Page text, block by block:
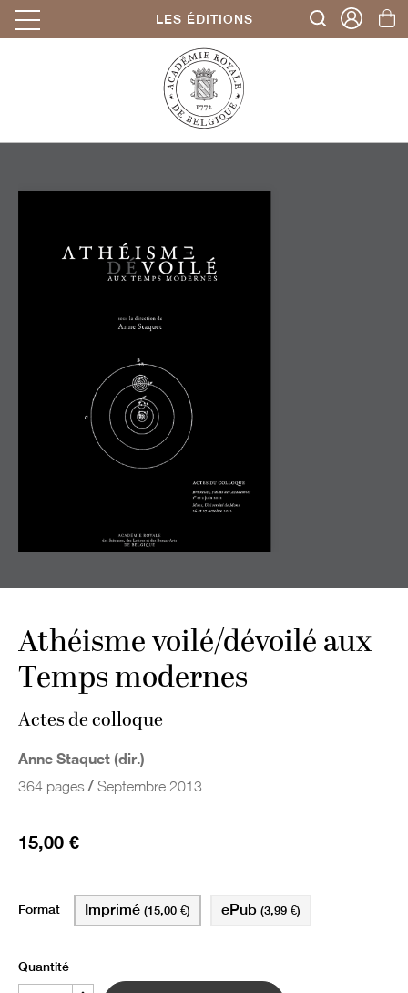
LES ÉDITIONS
Athéisme voilé/dévoilé aux
Temps modernes
Actes de colloque
Anne Staquet (dir.)
364 pages / Septembre 2013
15,00 €
Format Imprimé (15,00 €) ePub (3,99 €)
Quantité